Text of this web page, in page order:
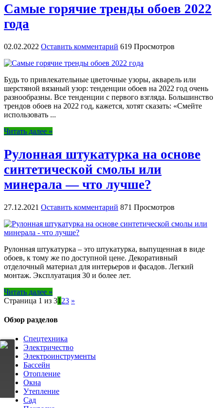
Самые горячие тренды обоев 2022
года
02.02.2022 Оставить комментарий 619 Просмотров
Будь то привлекательные цветочные узоры, акварель или
шерстяной вязаный узор: тенденции обоев на 2022 год очень
разнообразны. Все тенденции с первого взгляда. Большинство
трендов обоев на 2022 год, кажется, хотят сказать: «Смейте
использовать ...
Читать далее »
Рулонная штукатурка на основе
синтетической смолы или
минерала — что лучше?
27.12.2021 Оставить комментарий 871 Просмотров
Рулонная штукатурка – это штукатурка, выпущенная в виде
обоев, к тому же по доступной цене. Декоративный
отделочный материал для интерьеров и фасадов. Легкий
монтаж. Эксплуатация 30 и более лет.
Читать далее »
Страница 1 из 31 23 »
Обзор разделов
Спецтехника
Электричество
Электроинструменты
Бассейн
Отопление
Окна
Утепление
Сад